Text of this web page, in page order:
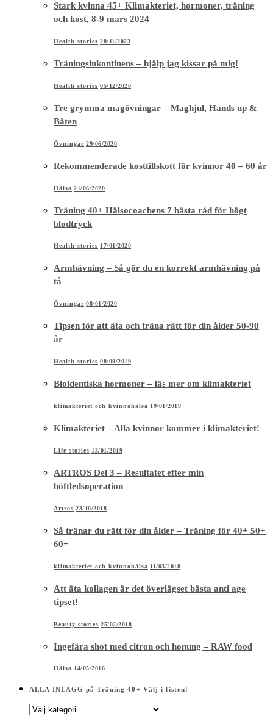
Stark kvinna 45+ Klimakteriet, hormoner, träning
och kost, 8-9 mars 2024
Health stories 28/11/2023
Träningsinkontinens – hjälp jag kissar på mig!
Health stories 05/12/2020
Tre grymma magövningar – Maghjul, Hands up &
Båten
Övningar 29/06/2020
Rekommenderade kosttillskott för kvinnor 40 – 60 år
Hälsa 21/06/2020
Träning 40+ Hälsocoachens 7 bästa råd för högt
blodtryck
Health stories 17/01/2020
Armhävning – Så gör du en korrekt armhävning på
tå
Övningar 08/01/2020
Tipsen för att äta och träna rätt för din ålder 50-90
år
Health stories 08/09/2019
Bioidentiska hormoner – läs mer om klimakteriet
klimakteriet och kvinnohälsa 19/01/2019
Klimakteriet – Alla kvinnor kommer i klimakteriet!
Life stories 13/01/2019
ARTROS Del 3 – Resultatet efter min
höftledsoperation
Artros 23/10/2018
Så tränar du rätt för din ålder – Träning för 40+ 50+
60+
klimakteriet och kvinnohälsa 11/03/2018
Att äta kollagen är det överlägset bästa anti age
tipset!
Beauty stories 25/02/2018
Ingefära shot med citron och honung – RAW food
Hälsa 14/05/2016
ALLA INLÄGG på Träning 40+ Välj i listen!
ALLA